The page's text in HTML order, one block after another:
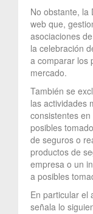
No obstante, la
web que,
asociaciones
la celebración
a comparar los
mercado.
También se
las actividades
consistentes
posibles
de seguros o
productos de
empresa o un
a posibles
En particular el
señala lo